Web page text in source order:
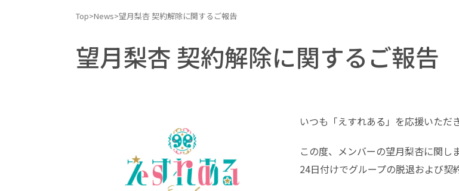
Top>News>望月梨杏 契約解除に関するご報告
望月梨杏 契約解除に関するご報告
いつも「えすれある」を応援いただ
この度、メンバーの望月梨杏に関
24日付けでグループの脱退および契